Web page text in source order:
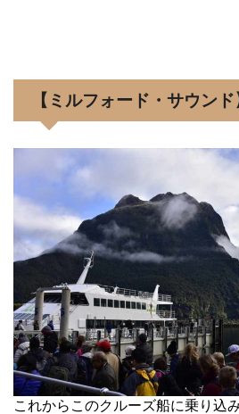
【ミルフォード・サウン
これからこのクルーズ船に乗り込